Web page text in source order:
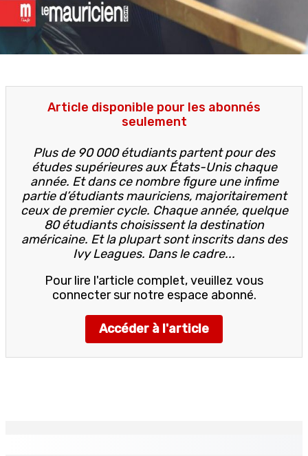
Article disponible pour les abonnés
seulement
Plus de 90 000 étudiants partent pour des
études supérieures aux États-Unis chaque
année. Et dans ce nombre figure une infime
partie d’étudiants mauriciens, majoritairement
ceux de premier cycle. Chaque année, quelque
80 étudiants choisissent la destination
américaine. Et la plupart sont inscrits dans des
Ivy Leagues. Dans le cadre...
Pour lire l'article complet, veuillez vous
connecter sur notre espace abonné.
Accéder à l'article